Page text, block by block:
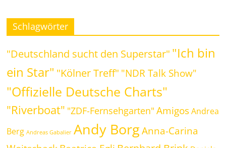
Schlagwörter
"Deutschland sucht den Superstar" "Ich bin
ein Star" "Kölner Treff" "NDR Talk Show"
"Offizielle Deutsche Charts"
"Riverboat" "ZDF-Fernsehgarten" Amigos Andrea
Berg Andreas Gabalier Andy Borg Anna-Carina